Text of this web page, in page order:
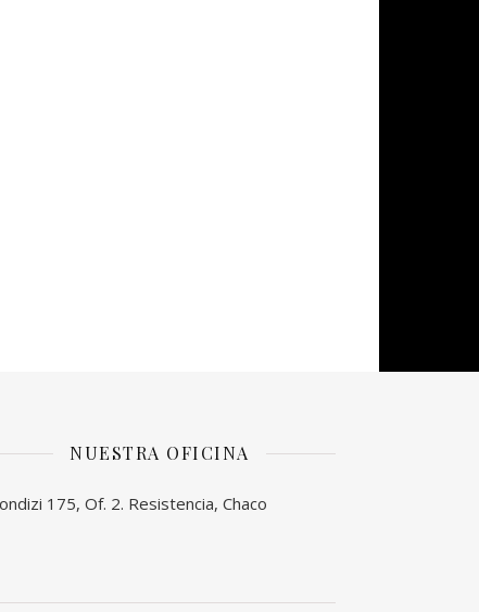
NUESTRA OFICINA
175, Of. 2. Resistencia, Chaco